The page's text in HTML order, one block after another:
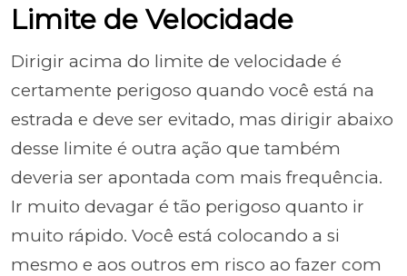
Limite de Velocidade
Dirigir acima do limite de velocidade é
certamente perigoso quando você está na
estrada e deve ser evitado, mas dirigir abaixo
desse limite é outra ação que também
deveria ser apontada com mais frequência.
Ir muito devagar é tão perigoso quanto ir
muito rápido. Você está colocando a si
mesmo e aos outros em risco ao fazer com